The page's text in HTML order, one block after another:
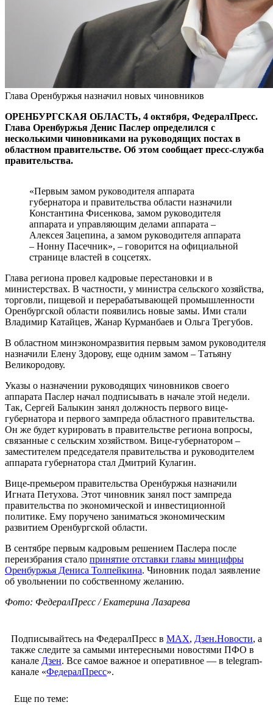
Глава Оренбуржья назначил новых чиновников
ОРЕНБУРГСКАЯ ОБЛАСТЬ, 4 октября, ФедералПресс.
Глава Оренбуржья Денис Паслер определился с
несколькими чиновниками на руководящих постах в
областном правительстве. Об этом сообщает пресс-служба
правительства.
«Первым замом руководителя аппарата
губернатора и правительства области назначили
Константина Фисенкова, замом руководителя
аппарата и управляющим делами аппарата –
Алексея Зацепина, а замом руководителя аппарата
– Нонну Пасечник», – говорится на официальной
странице властей в соцсетях.
Глава региона провел кадровые перестановки и в
министерствах. В частности, у министра сельского хозяйства,
торговли, пищевой и перерабатывающей промышленности
Оренбургской области появились новые замы. Ими стали
Владимир Катайцев, Жанар Курманбаев и Ольга Трегубов.
В областном минэкономразвития первым замом руководителя
назначили Елену Здорову, еще одним замом – Татьяну
Великородову.
Указы о назначении руководящих чиновников своего
аппарата Паслер начал подписывать в начале этой недели.
Так, Сергей Балыкин занял должность первого вице-
губернатора и первого зампреда областного правительства.
Он же будет курировать в правительстве региона вопросы,
связанные с сельским хозяйством. Вице-губернатором –
заместителем председателя правительства и руководителем
аппарата губернатора стал Дмитрий Кулагин.
Вице-премьером правительства Оренбуржья назначили
Игната Петухова. Этот чиновник занял пост зампреда
правительства по экономической и инвестиционной
политике. Ему поручено заниматься экономическим
развитием Оренбургской области.
В сентябре первым кадровым решением Паслера после
переизбрания стало принятие отставки главы минцифры
Оренбуржья Дениса Толпейкина. Чиновник подал заявление
об увольнении по собственному желанию.
Фото: ФедералПресс / Екатерина Лазарева
Подписывайтесь на ФедералПресс в МАХ, Дзен.Новости, а
также следите за самыми интересными новостями ПФО в
канале Дзен. Все самое важное и оперативное — в telegram-
канале «ФедералПресс».
Еще по теме: